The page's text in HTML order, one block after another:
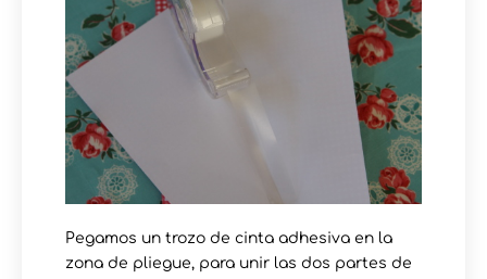
Pegamos un trozo de cinta adhesiva en la
zona de pliegue, para unir las dos partes de